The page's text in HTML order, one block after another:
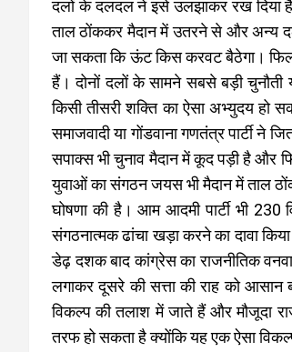
दलों के दलदल ने इसे उलझाकर रख दिया
ताल ठोंककर मैदान में उतरने से और अन्य
जा सकता कि ऊंट किस करवट बैठेगा।
हैं। दोनों दलों के सामने सबसे बड़ी
किसी तीसरी शक्ति का ऐसा अभ्युदय हो
समाजवादी या गोंडवाना गणतंत्र पार्टी ने
सपाक्स भी चुनाव मैदान में कूद पड़ी है और
युवाओं का संगठन जयस भी मैदान में ताल
घोषणा की है। आम आदमी पार्टी भी
संगठनात्मक ढांचा खड़ा करने का दावा
डेढ़ दशक बाद कांग्रेस का राजनीतिक
लगाकर दूसरे की सत्ता की राह को
विकल्प की तलाश में जाते हैं और मौजूदा
तरफ हो सकता है क्योंकि यह एक ऐसा